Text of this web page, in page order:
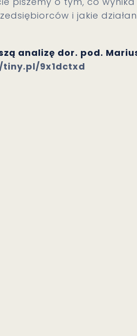
i jakie
analizę dor. pod.
9x1dctxd